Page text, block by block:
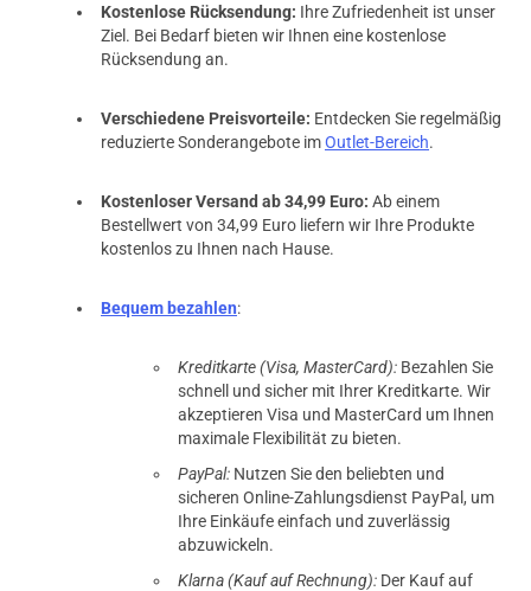
Kostenlose Rücksendung: Ihre Zufriedenheit ist unser
Ziel. Bei Bedarf bieten wir Ihnen eine kostenlose
Rücksendung an.
Verschiedene Preisvorteile: Entdecken Sie regelmäßig
reduzierte Sonderangebote imOutlet-Bereich.
Kostenloser Versand ab 34,99 Euro: Ab einem
Bestellwert von 34,99 Euro liefern wir Ihre Produkte
kostenlos zu Ihnen nach Hause.
Bequem bezahlen:
Kreditkarte (Visa, MasterCard): Bezahlen Sie
schnell und sicher mit Ihrer Kreditkarte. Wir
akzeptieren Visa und MasterCard um Ihnen
maximale Flexibilität zu bieten.
PayPal: Nutzen Sie den beliebten und
sicheren Online-Zahlungsdienst PayPal, um
Ihre Einkäufe einfach und zuverlässig
abzuwickeln.
Klarna (Kauf auf Rechnung): Der Kauf auf